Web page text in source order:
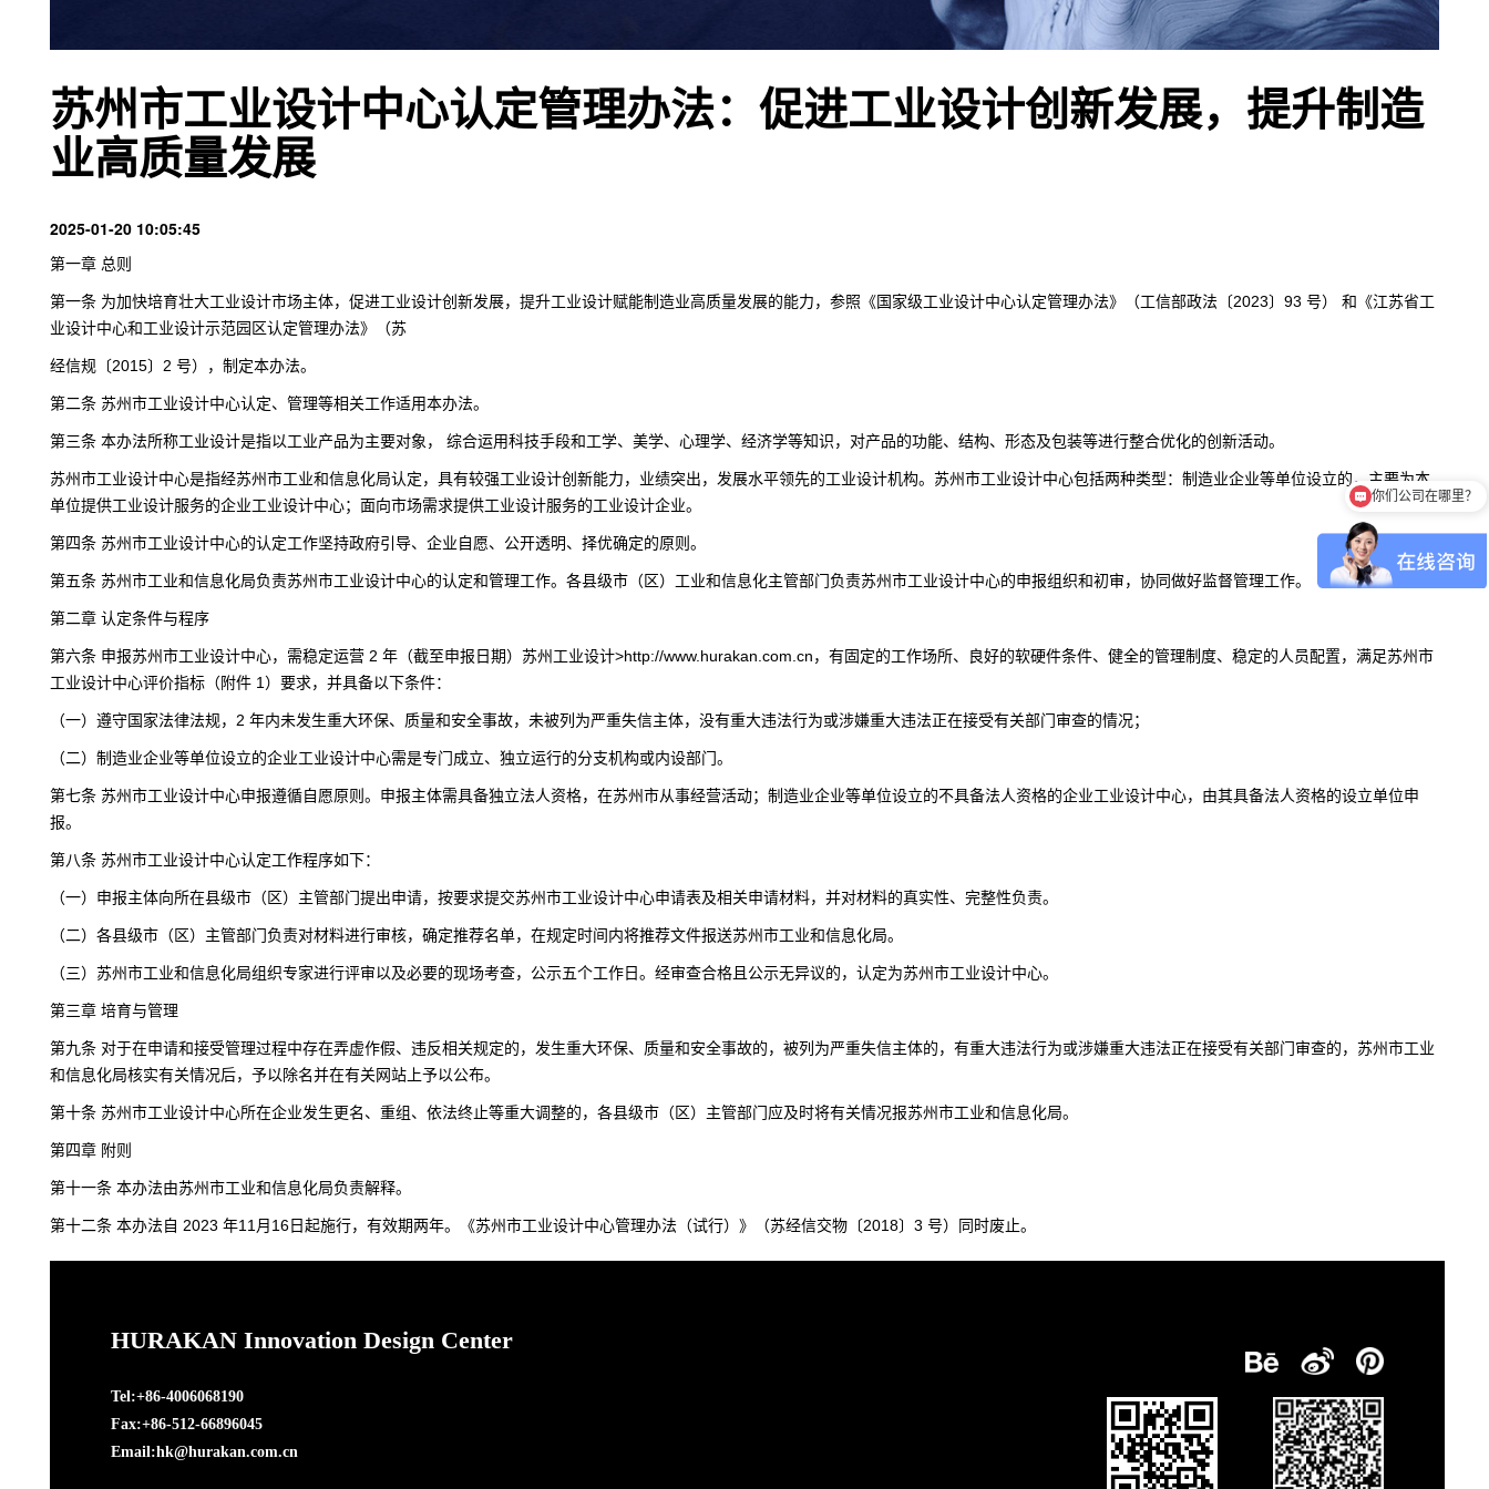
苏州市工业设计中心认定管理办法：促进工业设计创新发展，提升制造
业高质量发展
2025-01-20 10:05:45
第一章 总则
第一条 为加快培育壮大工业设计市场主体，促进工业设计创新发展，提升工业设计赋能制造业高质量发展的能力，参照《国家级工业设计中心认定管理办法》（工信部政法〔2023〕93 号） 和《江苏省工
业设计中心和工业设计示范园区认定管理办法》（苏
经信规〔2015〕2 号），制定本办法。
第二条苏州市工业设计中心认定、管理等相关工作适用本办法。
第三条 本办法所称工业设计是指以工业产品为主要对象， 综合运用科技手段和工学、美学、心理学、经济学等知识，对产品的功能、结构、形态及包装等进行整合优化的创新活动。
苏州市工业设计中心是指经苏州市工业和信息化局认定，具有较强工业设计创新能力，业绩突出，发展水平领先的工业设计机构。苏州市工业设计中心包括两种类型：制造业企业等单位设立的，主要为本
单位提供工业设计服务的企业工业设计中心；面向市场需求提供工业设计服务的工业设计企业。
第四条 苏州市工业设计中心的认定工作坚持政府引导、企业自愿、公开透明、择优确定的原则。
第五条 苏州市工业和信息化局负责苏州市工业设计中心的认定和管理工作。各县级市（区）工业和信息化主管部门负责苏州市工业设计中心的申报组织和初审，协同做好监督管理工作。
第二章 认定条件与程序
第六条 申报苏州市工业设计中心，需稳定运营 2 年（截至申报日期）苏州工业设计>http://www.hurakan.com.cn，有固定的工作场所、良好的软硬件条件、健全的管理制度、稳定的人员配置，满足苏州市
工业设计中心评价指标（附件 1）要求，并具备以下条件：
（一）遵守国家法律法规，2 年内未发生重大环保、质量和安全事故，未被列为严重失信主体，没有重大违法行为或涉嫌重大违法正在接受有关部门审查的情况；
（二）制造业企业等单位设立的企业工业设计中心需是专门成立、独立运行的分支机构或内设部门。
第七条 苏州市工业设计中心申报遵循自愿原则。申报主体需具备独立法人资格，在苏州市从事经营活动；制造业企业等单位设立的不具备法人资格的企业工业设计中心，由其具备法人资格的设立单位申
报。
第八条 苏州市工业设计中心认定工作程序如下：
（一）申报主体向所在县级市（区）主管部门提出申请，按要求提交苏州市工业设计中心申请表及相关申请材料，并对材料的真实性、完整性负责。
（二）各县级市（区）主管部门负责对材料进行审核，确定推荐名单，在规定时间内将推荐文件报送苏州市工业和信息化局。
（三）苏州市工业和信息化局组织专家进行评审以及必要的现场考查，公示五个工作日。经审查合格且公示无异议的，认定为苏州市工业设计中心。
第三章 培育与管理
第九条 对于在申请和接受管理过程中存在弄虚作假、违反相关规定的，发生重大环保、质量和安全事故的，被列为严重失信主体的，有重大违法行为或涉嫌重大违法正在接受有关部门审查的，苏州市工业
和信息化局核实有关情况后，予以除名并在有关网站上予以公布。
第十条 苏州市工业设计中心所在企业发生更名、重组、依法终止等重大调整的，各县级市（区）主管部门应及时将有关情况报苏州市工业和信息化局。
第四章 附则
第十一条 本办法由苏州市工业和信息化局负责解释。
第十二条 本办法自 2023 年11月16日起施行，有效期两年。《苏州市工业设计中心管理办法（试行）》（苏经信交物〔2018〕3 号）同时废止。
HURAKAN Innovation Design Center
Tel:+86-4006068190
Fax:+86-512-66896045
Email:hk@hurakan.com.cn
你们公司在哪里？